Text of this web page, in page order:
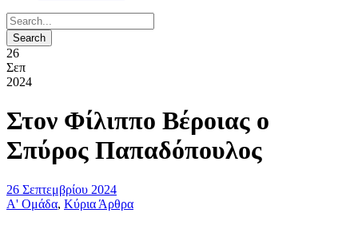
26
Σεπ
2024
Στον Φίλιππο Βέροιας ο
Σπύρος Παπαδόπουλος
26 Σεπτεμβρίου 2024
Α' Ομάδα, Κύρια Άρθρα